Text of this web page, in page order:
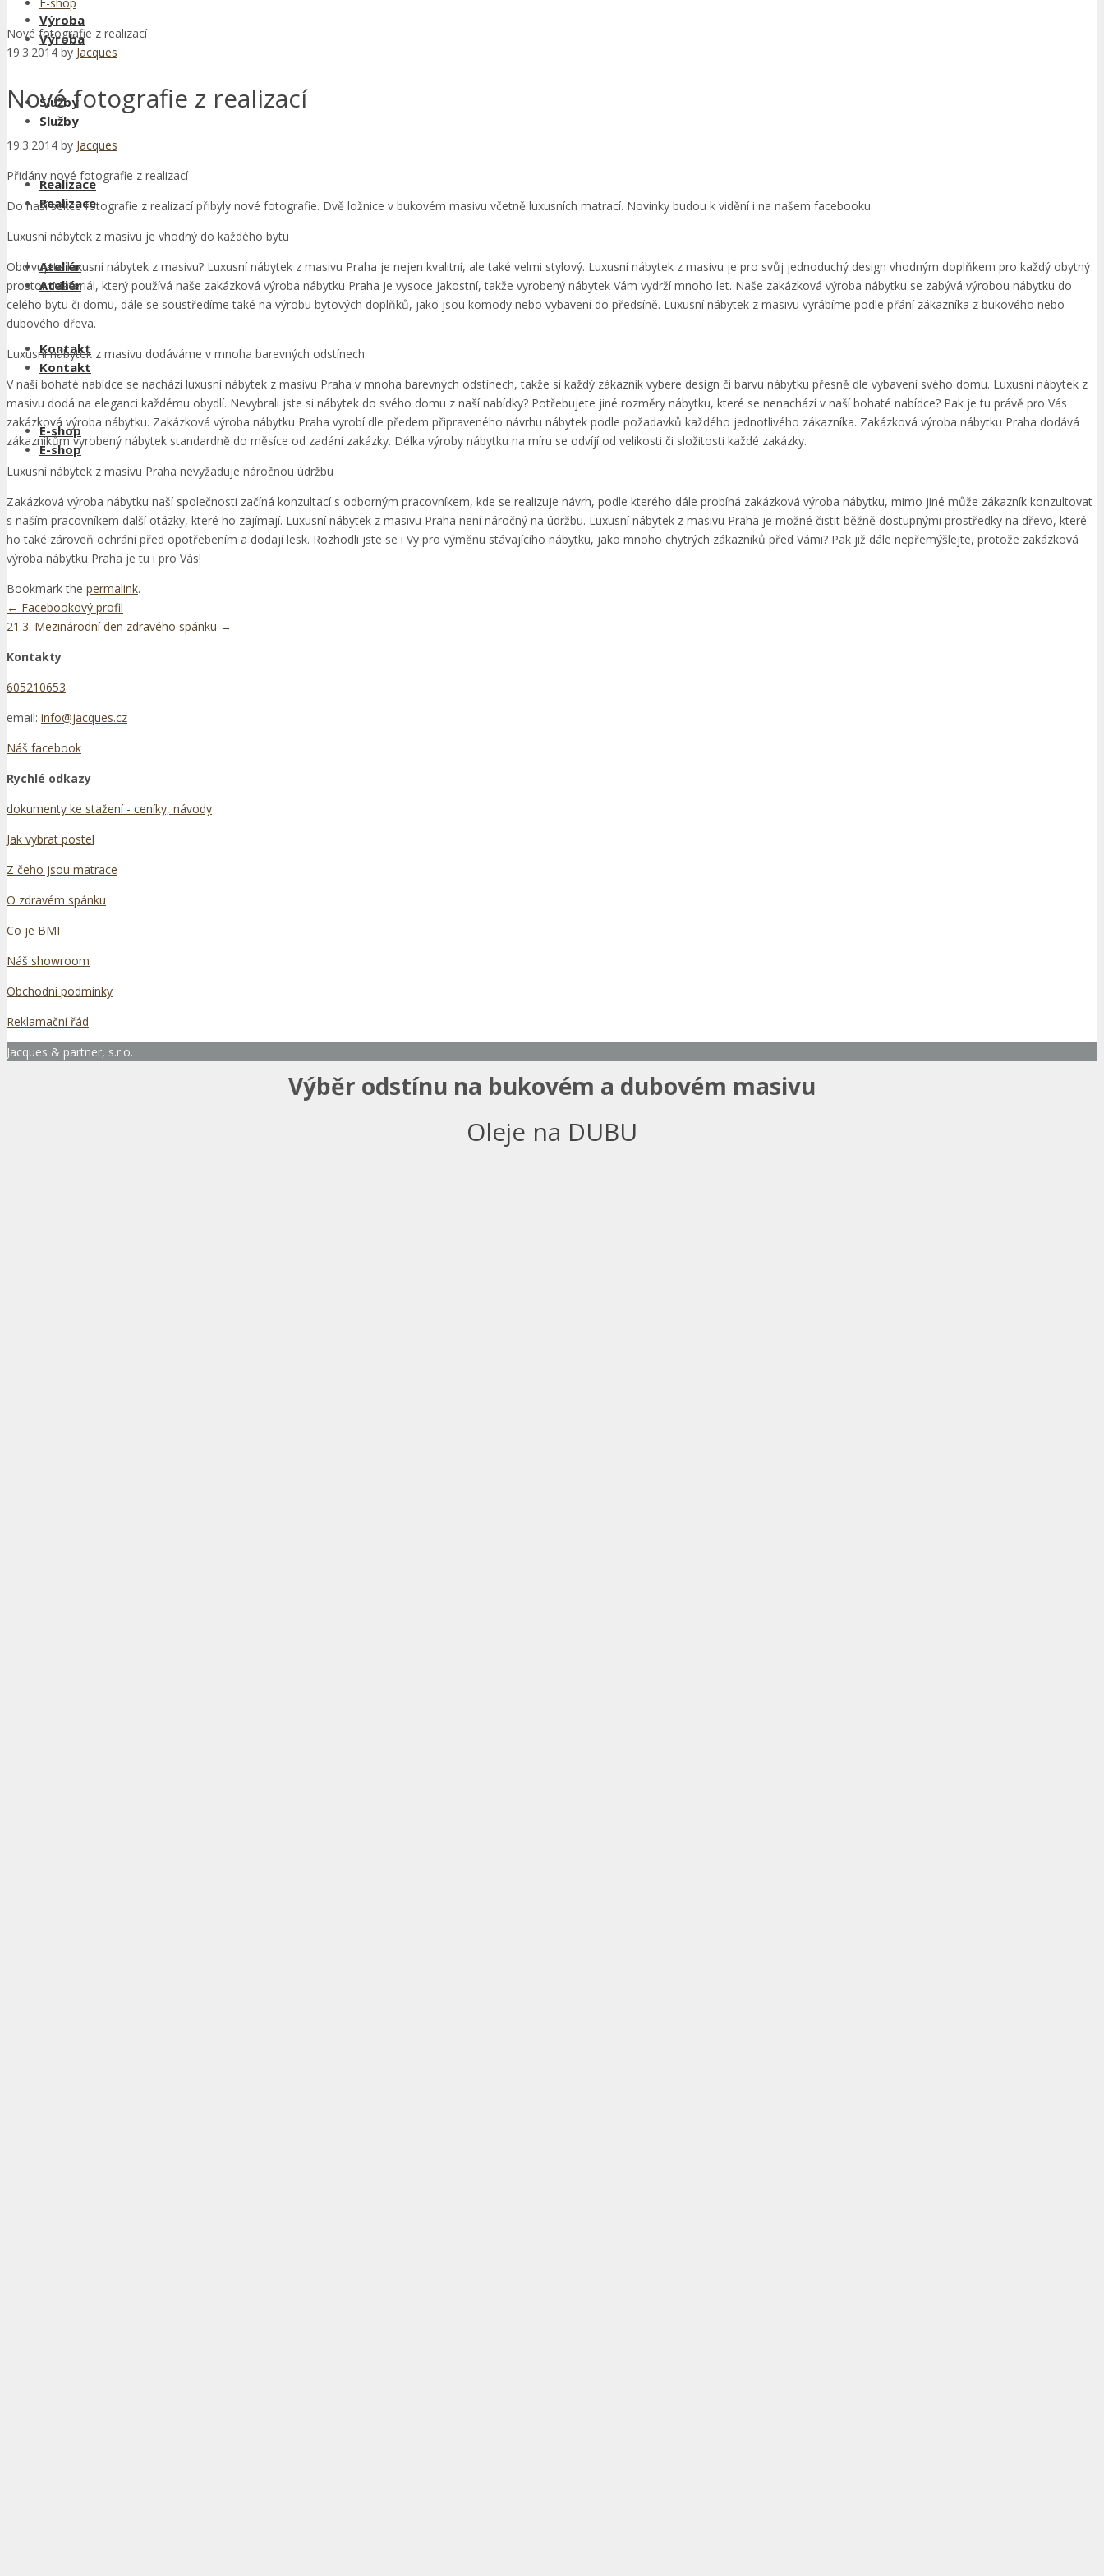
Výroba
Služby
Realizace
Ateliér
Kontakt
E-shop
Výroba
Služby
Realizace
Ateliér
Kontakt
E-shop
Nové fotografie z realizací
19.3.2014 by Jacques
Nové fotografie z realizací
19.3.2014 by Jacques
Přidány nové fotografie z realizací
Do naší sekce fotografie z realizací přibyly nové fotografie. Dvě ložnice v bukovém masivu včetně luxusních matrací. Novinky budou k vidění i na našem facebooku.
Luxusní nábytek z masivu je vhodný do každého bytu
Obdivujete luxusní nábytek z masivu? Luxusní nábytek z masivu Praha je nejen kvalitní, ale také velmi stylový. Luxusní nábytek z masivu je pro svůj jednoduchý design vhodným doplňkem pro každý obytný
prostor. Materiál, který používá naše zakázková výroba nábytku Praha je vysoce jakostní, takže vyrobený nábytek Vám vydrží mnoho let. Naše zakázková výroba nábytku se zabývá výrobou nábytku do
celého bytu či domu, dále se soustředíme také na výrobu bytových doplňků, jako jsou komody nebo vybavení do předsíně. Luxusní nábytek z masivu vyrábíme podle přání zákazníka z bukového nebo
dubového dřeva.
Luxusní nábytek z masivu dodáváme v mnoha barevných odstínech
V naší bohaté nabídce se nachází luxusní nábytek z masivu Praha v mnoha barevných odstínech, takže si každý zákazník vybere design či barvu nábytku přesně dle vybavení svého domu. Luxusní nábytek z
masivu dodá na eleganci každému obydlí. Nevybrali jste si nábytek do svého domu z naší nabídky? Potřebujete jiné rozměry nábytku, které se nenachází v naší bohaté nabídce? Pak je tu právě pro Vás
zakázková výroba nábytku. Zakázková výroba nábytku Praha vyrobí dle předem připraveného návrhu nábytek podle požadavků každého jednotlivého zákazníka. Zakázková výroba nábytku Praha dodává
zákazníkům vyrobený nábytek standardně do měsíce od zadání zakázky. Délka výroby nábytku na míru se odvíjí od velikosti či složitosti každé zakázky.
Luxusní nábytek z masivu Praha nevyžaduje náročnou údržbu
Zakázková výroba nábytku naší společnosti začíná konzultací s odborným pracovníkem, kde se realizuje návrh, podle kterého dále probíhá zakázková výroba nábytku, mimo jiné může zákazník konzultovat
s naším pracovníkem další otázky, které ho zajímají. Luxusní nábytek z masivu Praha není náročný na údržbu. Luxusní nábytek z masivu Praha je možné čistit běžně dostupnými prostředky na dřevo, které
ho také zároveň ochrání před opotřebením a dodají lesk. Rozhodli jste se i Vy pro výměnu stávajícího nábytku, jako mnoho chytrých zákazníků před Vámi? Pak již dále nepřemýšlejte, protože zakázková
výroba nábytku Praha je tu i pro Vás!
Bookmark the permalink.
Post
navigation
← Facebookový profil
21.3. Mezinárodní den zdravého spánku →
Kontakty
605210653
email: info@jacques.cz
Náš facebook
Rychlé odkazy
dokumenty ke stažení - ceníky, návody
Jak vybrat postel
Z čeho jsou matrace
O zdravém spánku
Co je BMI
Náš showroom
Obchodní podmínky
Reklamační řád
Jacques & partner, s.r.o.
Výběr odstínu na bukovém a dubovém masivu
Oleje na DUBU